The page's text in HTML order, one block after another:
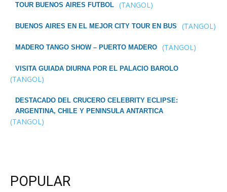
TOUR BUENOS AIRES FUTBOL (TANGOL)
BUENOS AIRES EN EL MEJOR CITY TOUR EN BUS (TANGOL)
MADERO TANGO SHOW – PUERTO MADERO (TANGOL)
VISITA GUIADA DIURNA POR EL PALACIO BAROLO
(TANGOL)
DESTACADO DEL CRUCERO CELEBRITY ECLIPSE:
ARGENTINA, CHILE Y PENINSULA ANTARTICA
(TANGOL)
POPULAR